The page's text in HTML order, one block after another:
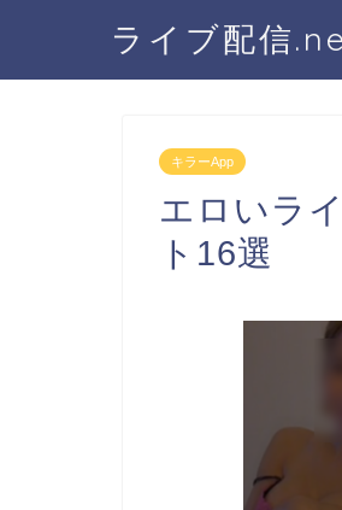
ライブ配信
キラーApp
エロいラ
ト16選